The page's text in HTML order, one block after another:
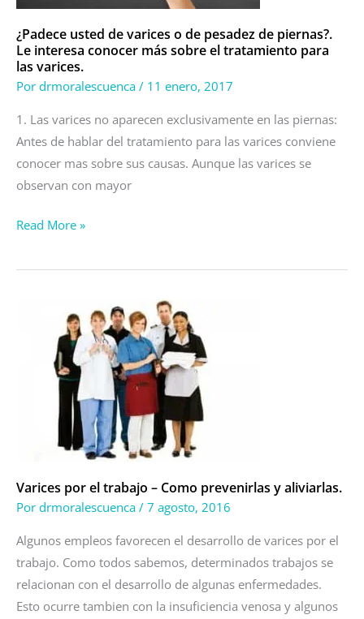
¿Padece usted de varices o de pesadez de piernas?.
Le interesa conocer más sobre el tratamiento para
las varices.
Por drmoralescuenca / 11 enero, 2017
1. Las varices no aparecen exclusivamente en las piernas:
Antes de hablar del tratamiento para las varices conviene
conocer mas sobre sus causas. Aunque las varices se
observan con mayor
de
piernas?.
Le
interesa
más
sobre
el
tratamiento
las
Read More »
Varices por el trabajo – Como prevenirlas y aliviarlas.
Por drmoralescuenca / 7 agosto, 2016
Algunos empleos favorecen el desarrollo de varices por el
trabajo. Como todos sabemos, determinados trabajos se
relacionan con el desarrollo de algunas enfermedades.
Esto ocurre tambien con la insuficiencia venosa y algunos
trabajo
prevenirlas
aliviarlas.